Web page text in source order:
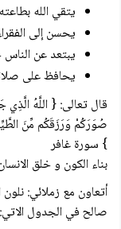
يتقي الله
يحسن إلى
يبتعد عن
يحافظ على
قال تعالى: { اللَّهُ
} سورة غافر
بناء الكون و خلق
أتعاون مع زملائي:
صالح في الجدول الاتي: